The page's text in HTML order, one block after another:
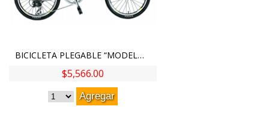
BICICLETA PLEGABLE “MODELO KA-2007” CUADRO: ALUMINIO PLEGABLE 20"´´ TIJERA: HI-TEN GRUPO: 7 VEL.SHIMANO RS25 FRENOS: V-BRAKE RUEDAS: ALUMINIO CNC DOBLE PARED LLANTA: KENDA 20" X 1.5 PEDALES: PLEGABLES ASIENTO: CIONLLI URBANA- MANILLAR/POSTE DE ASIENTO/POTENCIA MILIMÉTRICO PLEGABLE 11.300KG
$5,566.00